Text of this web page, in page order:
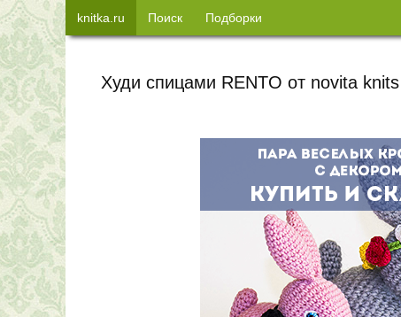
Худи спицами RENTO от novita knits
knitka.ru Поиск Подборки